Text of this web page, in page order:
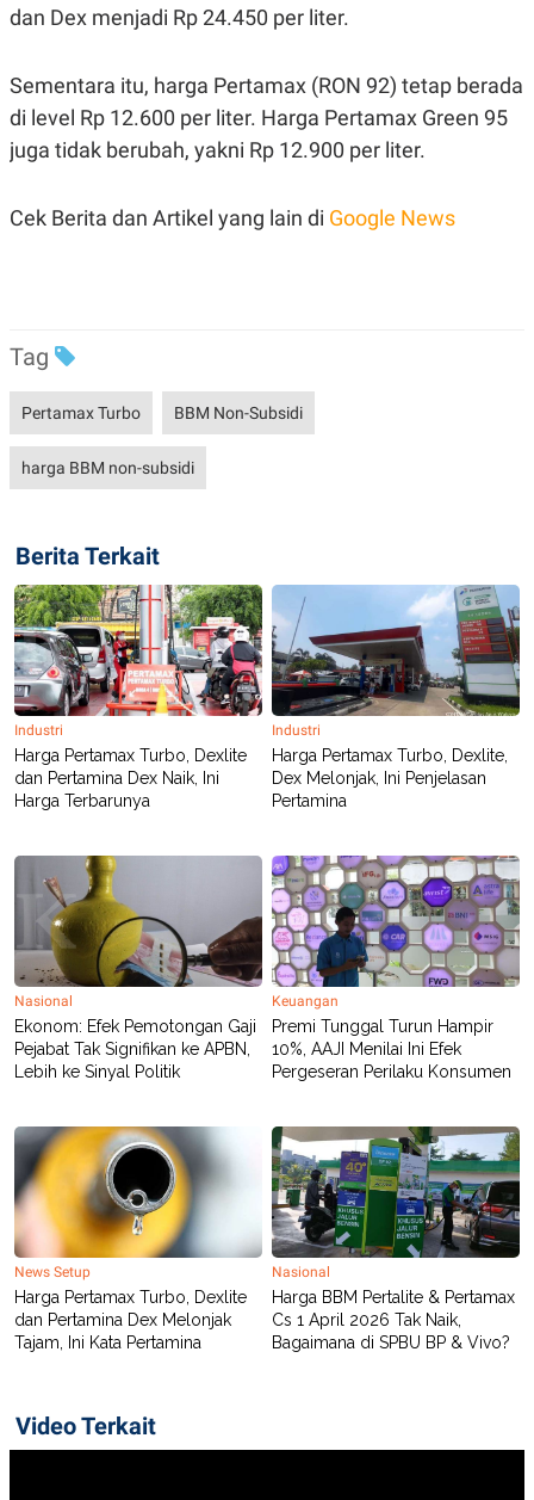
A
M
Y
E
E
G
E
K
N
E
T
E
P
A
R
A
D
V
I
S
I
N
G
K
G
M
E
D
I
A
.
SITEMAPPROFILETERM
OF
USE
PEDOMAN
PEMBERITAAN
SIBER
PRIVACY
dan Dex menjadi Rp 24.450 per liter.
Sementara itu, harga Pertamax (RON 92) tetap berada
di level Rp 12.600 per liter. Harga Pertamax Green 95
juga tidak berubah, yakni Rp 12.900 per liter.
Cek Berita dan Artikel yang lain di Google News
Tag
Pertamax Turbo BBM Non-Subsidi
harga BBM non-subsidi
Berita Terkait
Industri
Harga Pertamax Turbo, Dexlite
dan Pertamina Dex Naik, Ini
Harga Terbarunya
Industri
Harga Pertamax Turbo, Dexlite,
Dex Melonjak, Ini Penjelasan
Pertamina
Nasional
Ekonom: Efek Pemotongan Gaji
Pejabat Tak Signifikan ke APBN,
Lebih ke Sinyal Politik
Keuangan
Premi Tunggal Turun Hampir
10%, AAJI Menilai Ini Efek
Pergeseran Perilaku Konsumen
News Setup
Harga Pertamax Turbo, Dexlite
dan Pertamina Dex Melonjak
Tajam, Ini Kata Pertamina
Nasional
Harga BBM Pertalite & Pertamax
Cs 1 April 2026 Tak Naik,
Bagaimana di SPBU BP & Vivo?
Video Terkait